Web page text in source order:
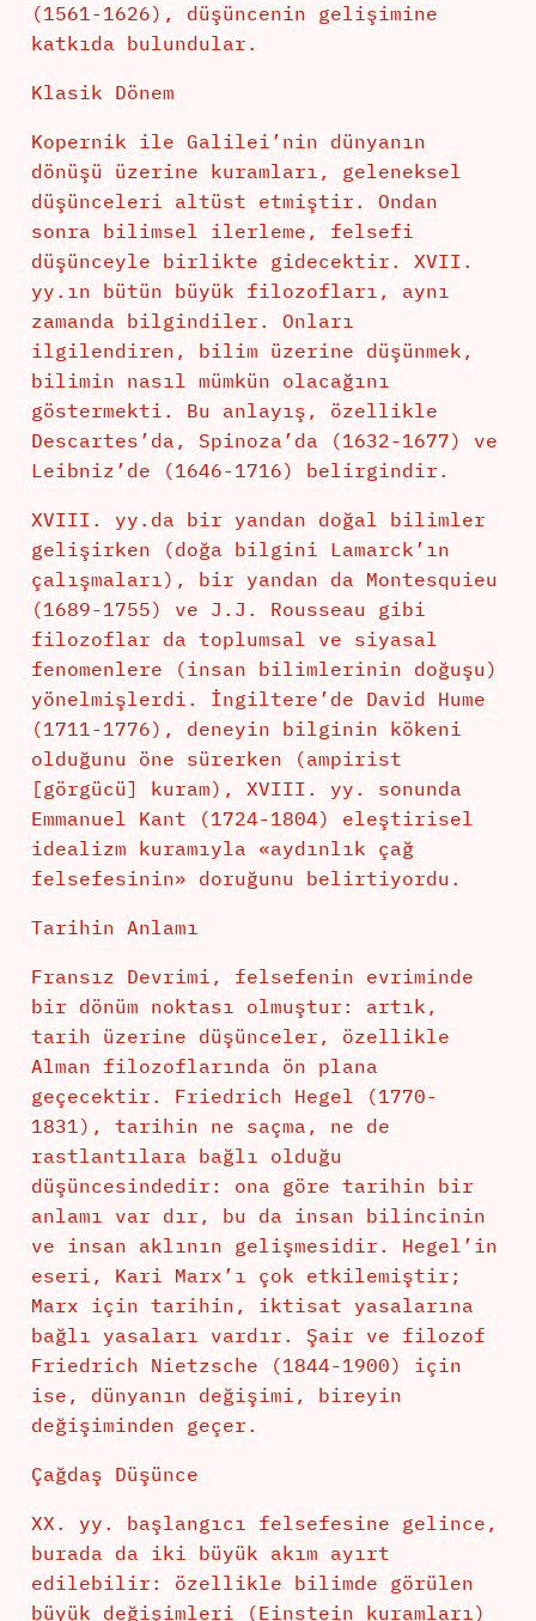
(1561-1626), düşüncenin gelişimine
katkıda bulundular.
Klasik Dönem
Kopernik ile Galilei’nin dünyanın
dönüşü üzerine kuramları, geleneksel
düşünceleri altüst etmiştir. Ondan
sonra bilimsel ilerleme, felsefi
düşünceyle birlikte gidecektir. XVII.
yy.ın bütün büyük filozofları, aynı
zamanda bilgindiler. Onları
ilgilendiren, bilim üzerine düşünmek,
bilimin nasıl mümkün olacağını
göstermekti. Bu anlayış, özellikle
Descartes’da, Spinoza’da (1632-1677) ve
Leibniz’de (1646-1716) belirgindir.
XVIII. yy.da bir yandan doğal bilimler
gelişirken (doğa bilgini Lamarck’ın
çalışmaları), bir yandan da Montesquieu
(1689-1755) ve J.J. Rousseau gibi
filozoflar da toplumsal ve siyasal
fenomenlere (insan bilimlerinin doğuşu)
yönelmişlerdi. İngiltere’de David Hume
(1711-1776), deneyin bilginin kökeni
olduğunu öne sürerken (ampirist
[görgücü] kuram), XVIII. yy. sonunda
Emmanuel Kant (1724-1804) eleştirisel
idealizm kuramıyla «aydınlık çağ
felsefesinin» doruğunu belirtiyordu.
Tarihin Anlamı
Fransız Devrimi, felsefenin evriminde
bir dönüm noktası olmuştur: artık,
tarih üzerine düşünceler, özellikle
Alman filozoflarında ön plana
geçecektir. Friedrich Hegel (1770-
1831), tarihin ne saçma, ne de
rastlantılara bağlı olduğu
düşüncesindedir: ona göre tarihin bir
anlamı var dır, bu da insan bilincinin
ve insan aklının gelişmesidir. Hegel’in
eseri, Kari Marx’ı çok etkilemiştir;
Marx için tarihin, iktisat yasalarına
bağlı yasaları vardır. Şair ve filozof
Friedrich Nietzsche (1844-1900) için
ise, dünyanın değişimi, bireyin
değişiminden geçer.
Çağdaş Düşünce
XX. yy. başlangıcı felsefesine gelince,
burada da iki büyük akım ayırt
edilebilir: özellikle bilimde görülen
büyük değişimleri (Einstein kuramları)